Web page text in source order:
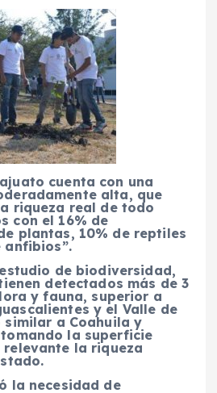
cuenta con una
alta, que
riqueza real de todo
con el 16% de
plantas, 10% de reptiles
anfibios”.
de biodiversidad,
detectados más de 3
y fauna, superior a
y el Valle de
similar a Coahuila y
tomando la superficie
relevante la riqueza
la necesidad de